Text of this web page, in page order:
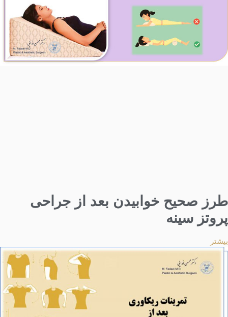
طرز صحیح خوابیدن بعد از جراحی
پروتز سینه
بیشتر